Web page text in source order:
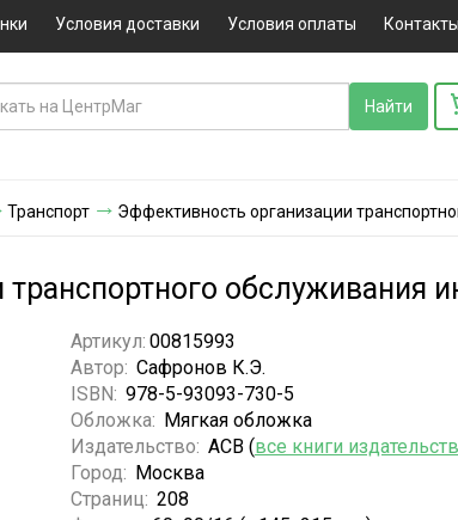
Условия доставки Условия оплаты Контакты
Транспорт Эффективность организации
обслуживания
Артикул: 00815993
Автор: Сафронов К.Э.
ISBN: 978-5-93093-730-5
Обложка: Мягкая обложка
Издательство: АСВ (все книги
Город: Москва
Страниц: 208